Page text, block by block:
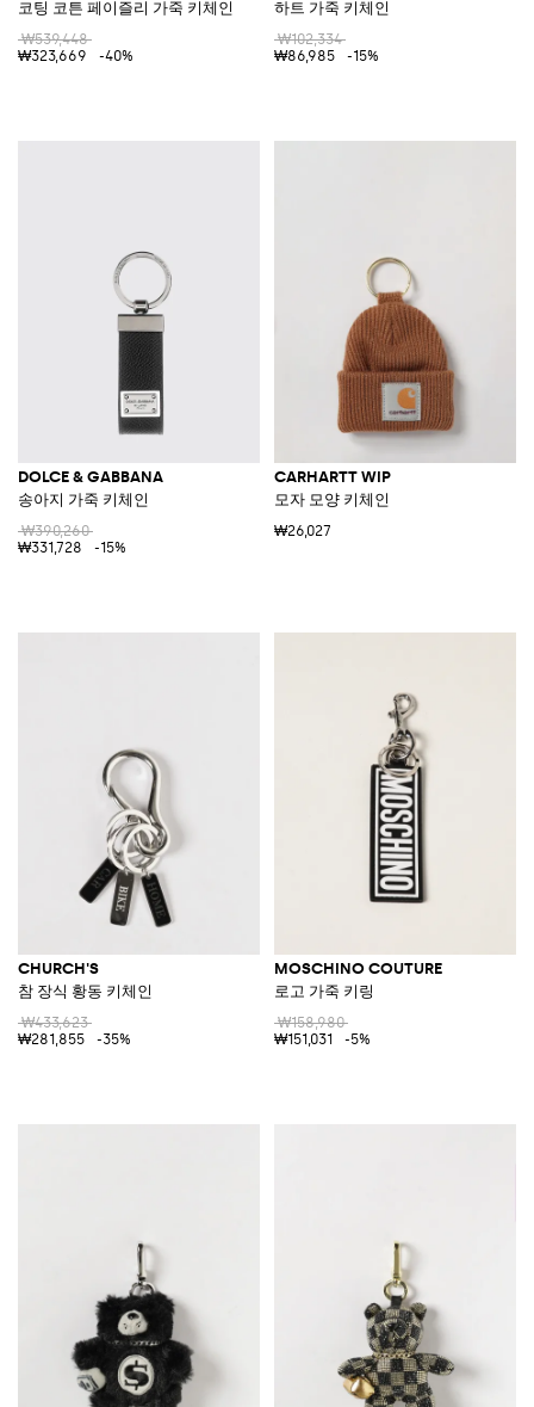
코팅 코튼 페이즐리 가죽 키체인
₩539,448
₩323,669
-40%
하트 가죽 키체인
₩102,334
₩86,985
-15%
DOLCE & GABBANA
송아지 가죽 키체인
₩390,260
₩331,728
-15%
CARHARTT WIP
모자 모양 키체인
₩26,027
CHURCH'S
참 장식 황동 키체인
₩433,623
₩281,855
-35%
MOSCHINO COUTURE
로고 가죽 키링
₩158,980
₩151,031
-5%